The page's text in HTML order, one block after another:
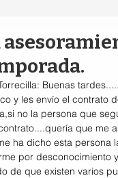
Buenas
y les envío el contrato
no la persona que
que me
ha dicho esta persona
por desconocimiento
de que existen varios